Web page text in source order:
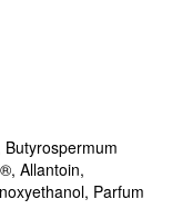
Allantoin,
Parfum